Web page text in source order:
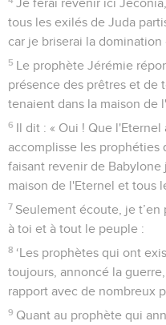
Je ferai revenir ici
tous les exilés de Juda
car je briserai la
5 Le prophète Jérémie
présence des prêtres et de
tenaient dans la maison de
6 Il dit : « Oui ! Que l'Eternel
accomplisse les prophéties
faisant revenir de Babylone
maison de l'Eternel et tous
7 Seulement écoute, je t’en
à toi et à tout le peuple :
8 ‘Les prophètes qui ont
toujours, annoncé la
rapport avec de nombreux
9 Quant au prophète qui